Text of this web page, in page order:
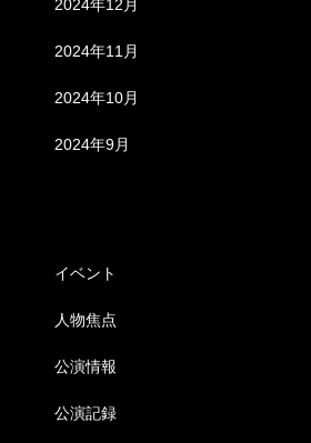
2024年12月
2024年11月
2024年10月
2024年9月
イベント
人物焦点
公演情報
公演記録